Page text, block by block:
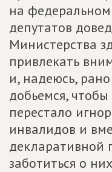
на
депутатов
Министерства
привлекать
и, надеюсь,
добьемся,
перестало
инвалидов и
декларативной
заботиться о